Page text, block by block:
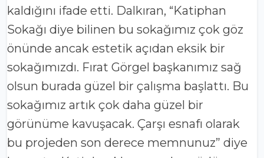
kaldığını ifade etti. Dalkıran, “Katiphan
Sokağı diye bilinen bu sokağımız çok göz
önünde ancak estetik açıdan eksik bir
sokağımızdı. Fırat Görgel başkanımız sağ
olsun burada güzel bir çalışma başlattı. Bu
sokağımız artık çok daha güzel bir
görünüme kavuşacak. Çarşı esnafı olarak
bu projeden son derece memnunuz” diye